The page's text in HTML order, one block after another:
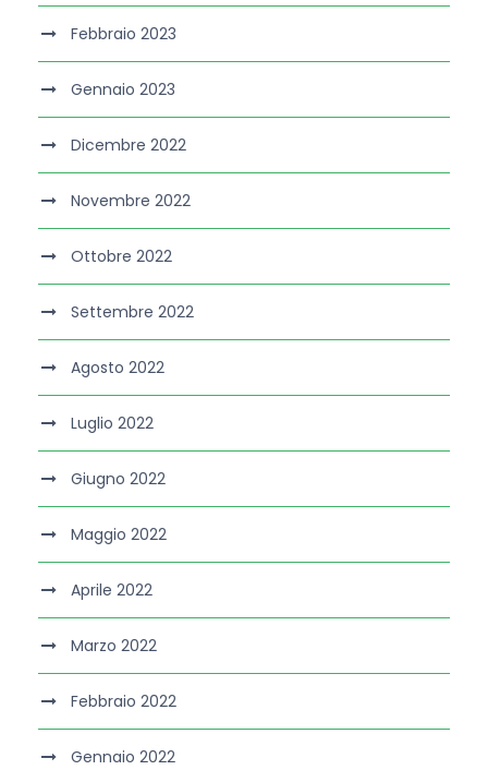
Febbraio 2023
Gennaio 2023
Dicembre 2022
Novembre 2022
Ottobre 2022
Settembre 2022
Agosto 2022
Luglio 2022
Giugno 2022
Maggio 2022
Aprile 2022
Marzo 2022
Febbraio 2022
Gennaio 2022